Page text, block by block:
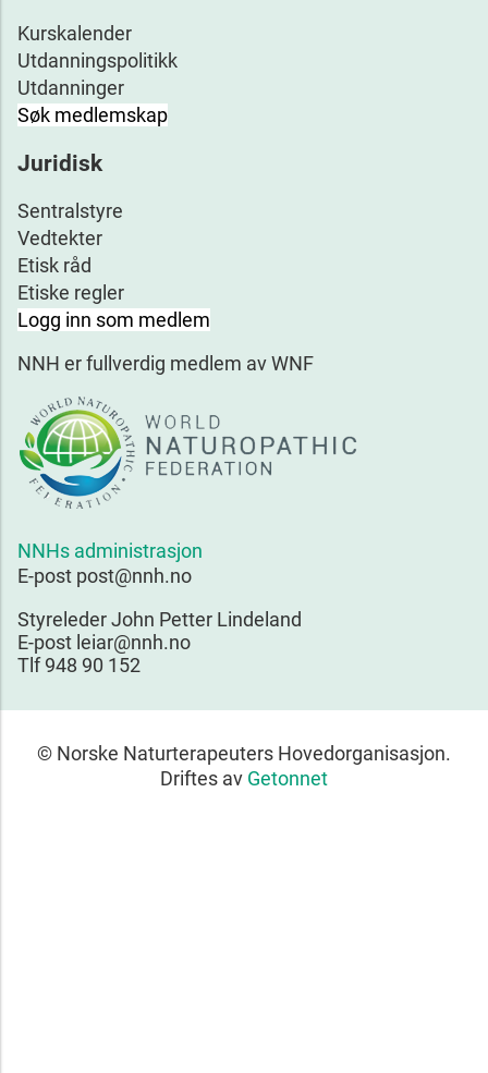
Kurskalender
Utdanningspolitikk
Utdanninger
Søk medlemskap
Juridisk
Sentralstyre
Vedtekter
Etisk råd
Etiske regler
Logg inn som medlem
NNH er fullverdig medlem av WNF
NNHs administrasjon
E-post post@nnh.no
Styreleder John Petter Lindeland
E-post leiar@nnh.no
Tlf 948 90 152
© Norske Naturterapeuters Hovedorganisasjon.
Driftes av Getonnet